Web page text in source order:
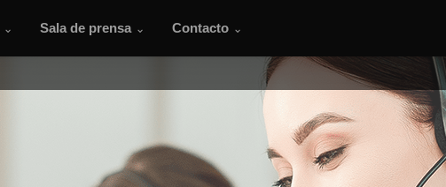
Sala de prensa Contacto